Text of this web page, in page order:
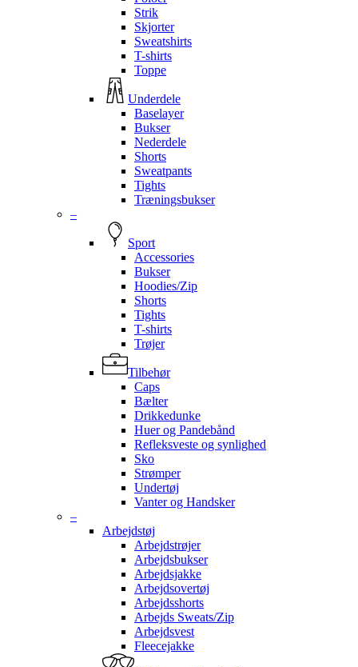
Strik
Skjorter
Sweatshirts
T-shirts
Toppe
Underdele
Baselayer
Bukser
Nederdele
Shorts
Sweatpants
Tights
Træningsbukser
–
Sport
Accessories
Bukser
Hoodies/Zip
Shorts
Tights
T-shirts
Trøjer
Tilbehør
Caps
Bælter
Drikkedunke
Huer og Pandebånd
Refleksveste og synlighed
Sko
Strømper
Undertøj
Vanter og Handsker
–
Arbejdstøj
Arbejdstrøjer
Arbejdsbukser
Arbejdsjakke
Arbejdsovertøj
Arbejdsshorts
Arbejds Sweats/Zip
Arbejdsvest
Fleecejakke